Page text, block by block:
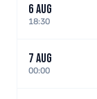
6 AUG
18:30
7 AUG
00:00